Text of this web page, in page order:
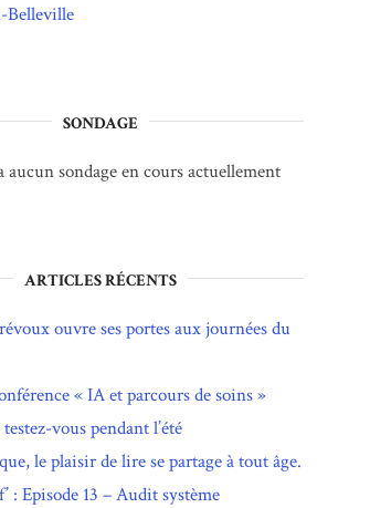
Belleville
SONDAGE
aucun sondage en cours actuellement
ARTICLES RÉCENTS
ouvre ses portes aux journées du
« IA et parcours de soins »
vous pendant l’été
le plaisir de lire se partage à tout âge.
: Episode 13 – Audit système